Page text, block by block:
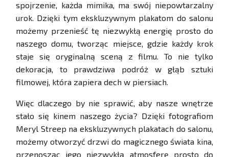
spojrzenie, każda mimika, ma swój niepowtarzalny
urok. Dzięki tym ekskluzywnym plakatom do salonu
możemy przenieść tę niezwykłą energię prosto do
naszego domu, tworząc miejsce, gdzie każdy krok
staje się oryginalną sceną z filmu. To nie tylko
dekoracja, to prawdziwa podróż w głąb sztuki
filmowej, która zapiera dech w piersiach.
Więc dlaczego by nie sprawić, aby nasze wnętrze
stało się kinem naszego życia? Dzięki fotografiom
Meryl Streep na ekskluzywnych plakatach do salonu,
możemy otworzyć drzwi do magicznego świata kina,
przenosząc jego niezwykłą atmosferę prosto do